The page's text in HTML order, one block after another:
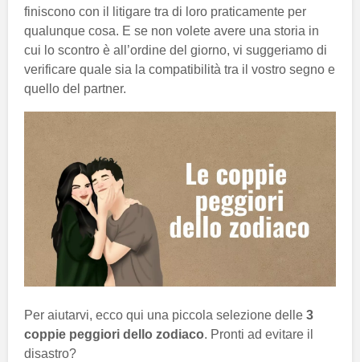
finiscono con il litigare tra di loro praticamente per
qualunque cosa. E se non volete avere una storia in
cui lo scontro è all’ordine del giorno, vi suggeriamo di
verificare quale sia la compatibilità tra il vostro segno e
quello del partner.
Per aiutarvi, ecco qui una piccola selezione delle 3
coppie peggiori dello zodiaco. Pronti ad evitare il
disastro?